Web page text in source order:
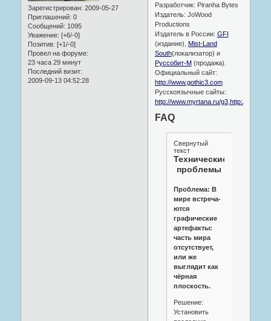
Зарегистрирован: 2009-05-27
Приглашений: 0
Сообщений: 1095
Уважение: [+6/-0]
Позитив: [+1/-0]
Провел на форуме:
23 часа 29 минут
Последний визит:
2009-09-13 04:52:28
Разработчик: Piranha Bytes
Издатель: JoWood
Productions
Издатель в России: GFI
(издание), Mist-Land
South(локализатор) и
Руссобит-М(продажа).
Официальный сайт:
http://www.gothic3.com
Русскоязычные сайты:
http://www.myrtana.ru/g3, http://
FAQ
Свернутый
текст
Технические
проблемы
Проблема: В
мире встреча-
ются
графические
артефакты:
часть мира
отсутствует,
или же
выглядит как
чёрная
плоскость.
Решение:
Установить